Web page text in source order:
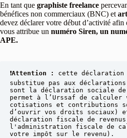
En tant que graphiste freelance
bénéfices non commerciaux (BNC) et
devez déclarer votre début d’activité afin
vous attribue un numéro Siren, un
APE.
❗Attention : cette déclaration
substitue pas aux déclarations
sont la déclaration sociale de
permet à l’Urssaf de calculer
cotisations et contributions
d’ouvrir vos droits sociaux)
déclaration fiscale de
l'administration fiscale de
votre impôt sur le revenu).